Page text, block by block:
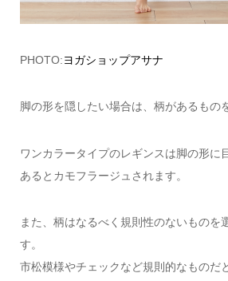
PHOTO:ヨガショップアサナ
脚の形を隠したい場合は、柄があるもの
ワンカラータイプのレギンスは脚の形に
あるとカモフラージュされます。
また、柄はなるべく規則性のないものを
す。
市松模様やチェックなど規則的なものだ